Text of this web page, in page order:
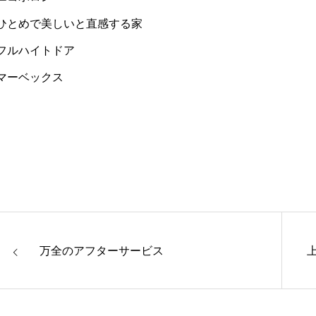
とめで美しいと直感する家
ルハイトドア
ーベックス
万全のアフターサービス